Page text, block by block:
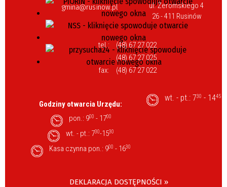
gmina@rusinow.pl
ul. Żeromskiego 4
26 - 411 Rusinów
tel.:
(48) 67 27 022
(48) 67 27 025
fax:
(48) 67 27 022
Godziny otwarcia Urzędu:
pon.: 900 - 1700
wt. - pt.: 730-1530
Kasa czynna pon.: 900 - 1630
wt. - pt.: 730 - 1445
DEKLARACJA DOSTĘPNOŚCI »